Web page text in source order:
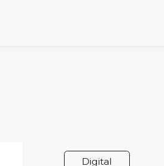
Digital